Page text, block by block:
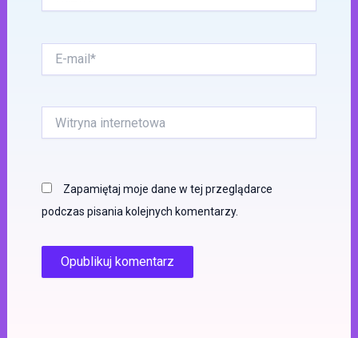
mail*
internetowa
Zapamiętaj moje dane w tej przeglądarce
podczas pisania kolejnych komentarzy.